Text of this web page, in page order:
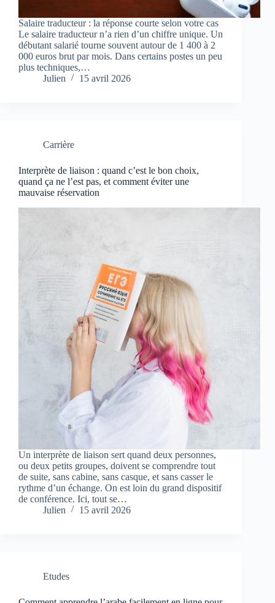
Salaire traducteur : la réponse courte selon votre cas
Le salaire traducteur n’a rien d’un chiffre unique. Un
débutant salarié tourne souvent autour de 1 400 à 2
000 euros brut par mois. Dans certains postes un peu
plus techniques,…
Julien
15 avril 2026
Carrière
Interprète de liaison : quand c’est le bon choix,
quand ça ne l’est pas, et comment éviter une
mauvaise réservation
Un interprète de liaison sert quand deux personnes,
ou deux petits groupes, doivent se comprendre tout
de suite, sans cabine, sans casque, et sans casser le
rythme d’un échange. On est loin du grand dispositif
de conférence. Ici, tout se…
Julien
15 avril 2026
Etudes